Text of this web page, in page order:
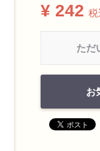
¥ 242 税
ただ
お